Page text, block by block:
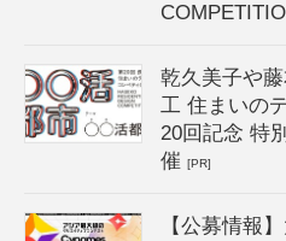
乾久美子や
工 住まいの
20回記念 特
催[PR]
【公募情報